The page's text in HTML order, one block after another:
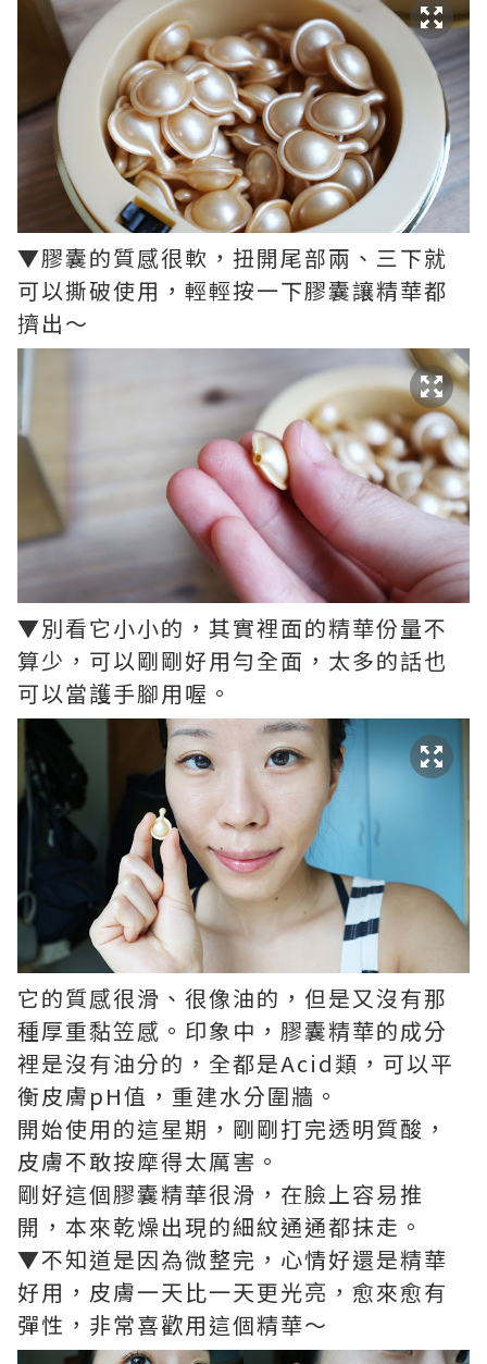
▼膠囊的質感很軟，扭開尾部兩、三下就
可以撕破使用，輕輕按一下膠囊讓精華都
擠出～
▼別看它小小的，其實裡面的精華份量不
算少，可以剛剛好用勻全面，太多的話也
可以當護手腳用喔。
它的質感很滑、很像油的，但是又沒有那
種厚重黏笠感。印象中，膠囊精華的成分
裡是沒有油分的，全都是Acid類，可以平
衡皮膚pH值，重建水分圍牆。
開始使用的這星期，剛剛打完透明質酸，
皮膚不敢按犘得太厲害。
剛好這個膠囊精華很滑，在臉上容易推
開，本來乾燥出現的細紋通通都抹走。
▼不知道是因為微整完，心情好還是精華
好用，皮膚一天比一天更光亮，愈來愈有
彈性，非常喜歡用這個精華～